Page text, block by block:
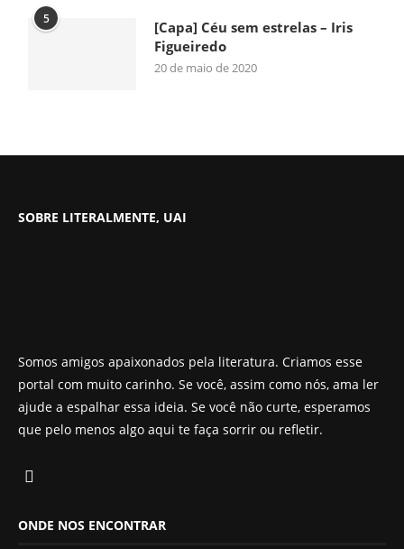
5
[Capa] Céu sem estrelas – Iris
Figueiredo
20 de maio de 2020
SOBRE LITERALMENTE, UAI
Somos amigos apaixonados pela literatura. Criamos esse
portal com muito carinho. Se você, assim como nós, ama ler
ajude a espalhar essa ideia. Se você não curte, esperamos
que pelo menos algo aqui te faça sorrir ou refletir.
ONDE NOS ENCONTRAR